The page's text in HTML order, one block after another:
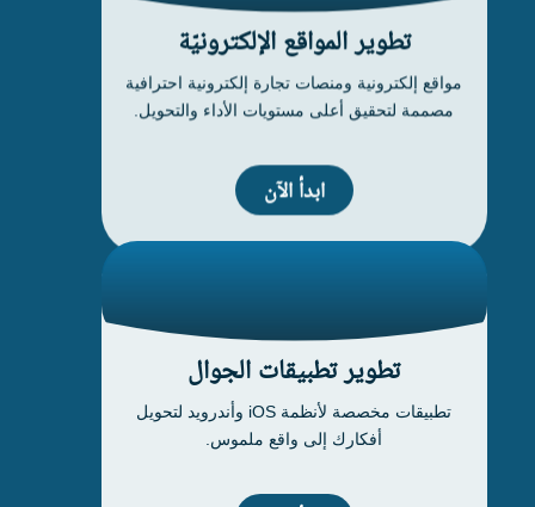
تطوير المواقع الإلكترونيّة
مصممة لتحقيق أعلى مستويات الأداء والتحويل.
ابدأ الآن
تطوير تطبيقات الجوال
تطبيقات مخصصة لأنظمة iOS وأندرويد لتحويل
أفكارك إلى واقع ملموس.